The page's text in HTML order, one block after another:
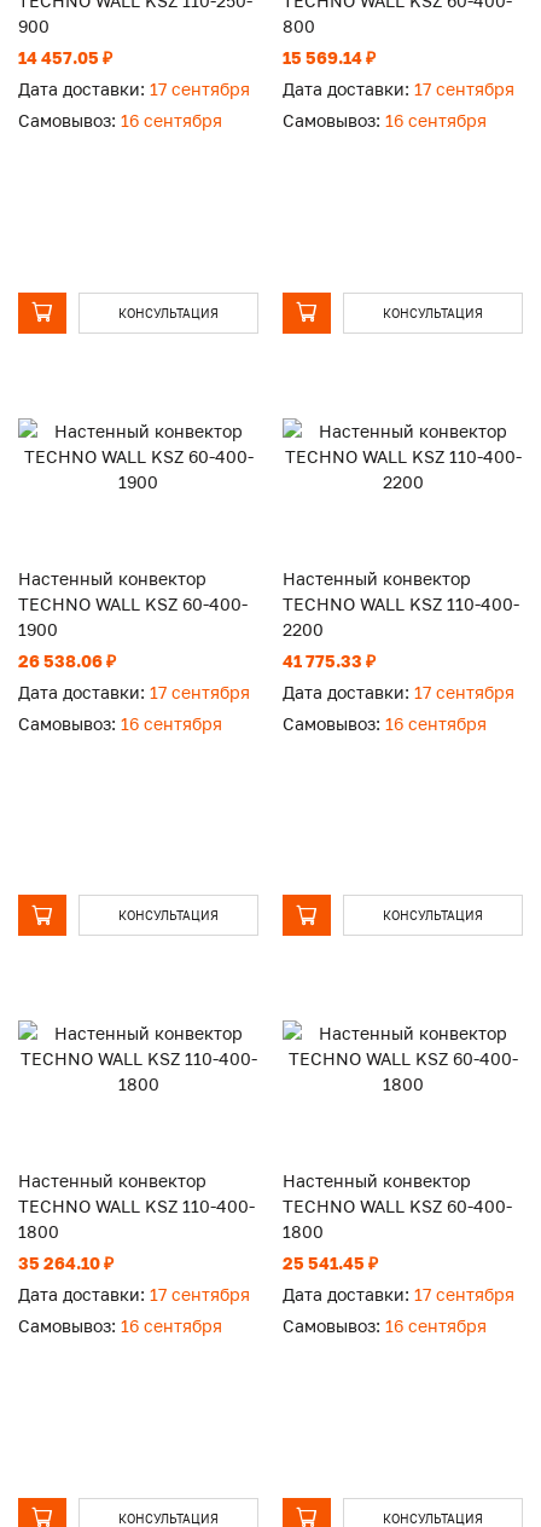
900
14 457.05 ₽
Дата доставки: 17 сентября
Самовывоз: 16 сентября
КОНСУЛЬТАЦИЯ
800
15 569.14 ₽
Дата доставки: 17 сентября
Самовывоз: 16 сентября
КОНСУЛЬТАЦИЯ
Настенный конвектор
TECHNO WALL KSZ 60-400-
1900
26 538.06 ₽
Дата доставки: 17 сентября
Самовывоз: 16 сентября
КОНСУЛЬТАЦИЯ
Настенный конвектор
TECHNO WALL KSZ 110-400-
2200
41 775.33 ₽
Дата доставки: 17 сентября
Самовывоз: 16 сентября
КОНСУЛЬТАЦИЯ
Настенный конвектор
TECHNO WALL KSZ 110-400-
1800
35 264.10 ₽
Дата доставки: 17 сентября
Самовывоз: 16 сентября
КОНСУЛЬТАЦИЯ
Настенный конвектор
TECHNO WALL KSZ 60-400-
1800
25 541.45 ₽
Дата доставки: 17 сентября
Самовывоз: 16 сентября
КОНСУЛЬТАЦИЯ